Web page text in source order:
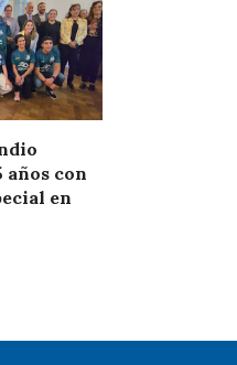
años con
en